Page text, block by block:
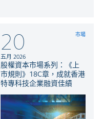
20
五月 2026
市場
股權資本市場系列：《上
市規則》18C章，成就香港
特專科技企業融資佳績